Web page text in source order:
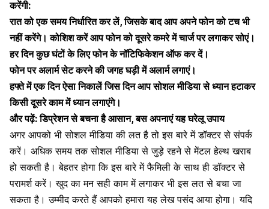
करेंगी:
रात को एक समय निर्धारित कर लें, जिसके बाद आप अपने फोन को टच भी
नहीं करेंगे। कोशिश करें आप फोन को दूसरे कमरे में चार्ज पर लगाकर सोएं।
हर दिन कुछ घंटों के लिए फोन के नॉटिफिकेशन ऑफ कर दें।
फोन पर अलार्म सेट करने की जगह घड़ी में अलार्म लगाएं।
हफ्ते में एक दिन ऐसा निकालें जिस दिन आप सोशल मीडिया से ध्यान हटाकर
किसी दूसरे काम में ध्यान लगाएंगे।
और पढ़ें:डिप्रेशन से बचना है आसान, बस अपनाएं यह घरेलू उपाय
अगर आपको भी सोशल मीडिया की लत है तो इस बारे में डॉक्टर से संपर्क
करें। अधिक समय तक सोशल मीडिया से जुड़े रहने से मेंटल हेल्थ खराब
हो सकती है। बेहतर होगा कि इस बारे में फैमिली के साथ ही डॉक्टर से
परामर्श करें। खुद का मन सही काम में लगाकर भी इस लत से बचा जा
सकता है। उम्मीद करते हैं आपको हमारा यह लेख पसंद आया होगा। यदि